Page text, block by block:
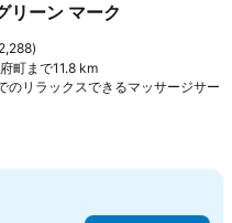
に入りに追加
リーン マーク
ンク
2,288
町まで11.8 km
のリラックスできるマッサージサー